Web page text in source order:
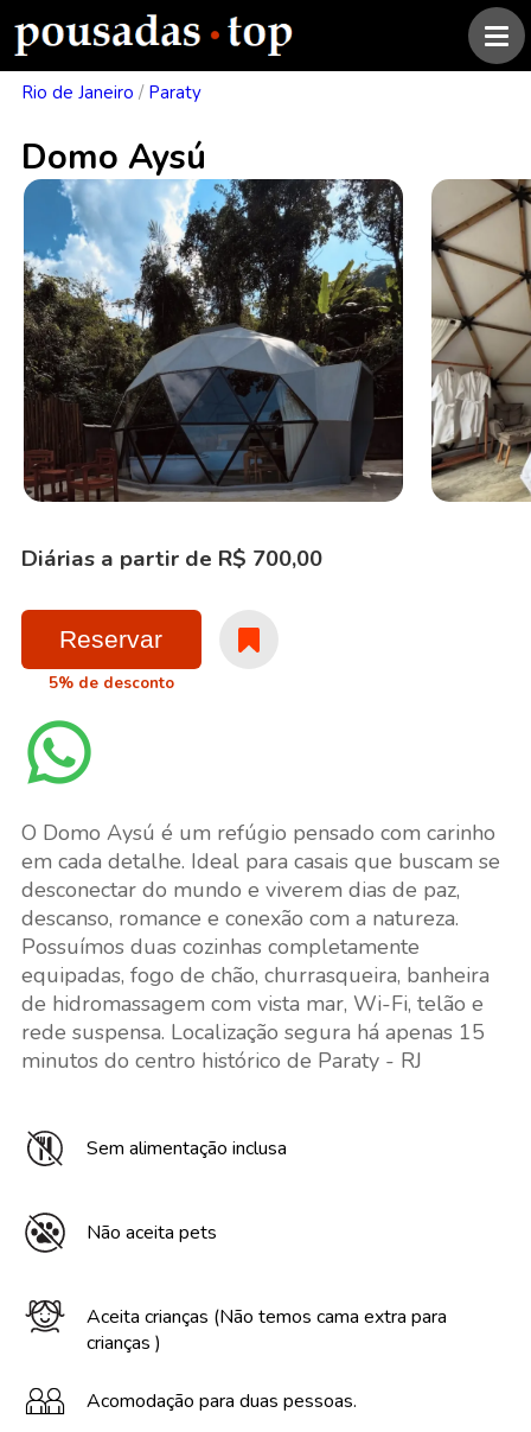
Rio de Janeiro / Paraty
Domo Aysú
Diárias a partir de R$ 700,00
Reservar
5% de desconto
O Domo Aysú é um refúgio pensado com carinho
em cada detalhe. Ideal para casais que buscam se
desconectar do mundo e viverem dias de paz,
descanso, romance e conexão com a natureza.
Possuímos duas cozinhas completamente
equipadas, fogo de chão, churrasqueira, banheira
de hidromassagem com vista mar, Wi-Fi, telão e
rede suspensa. Localização segura há apenas 15
minutos do centro histórico de Paraty - RJ
Sem alimentação inclusa
Não aceita pets
Aceita crianças (Não temos cama extra para
crianças )
Acomodação para duas pessoas.